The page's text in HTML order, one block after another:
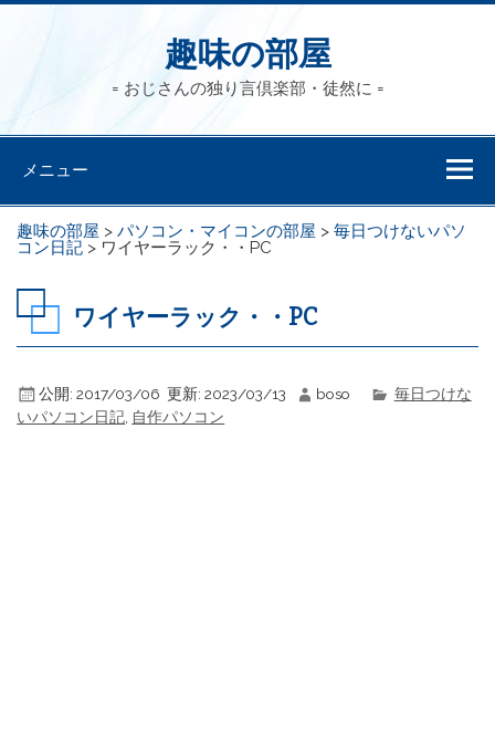
趣味の部屋
= おじさんの独り言倶楽部・徒然に =
メニュー
趣味の部屋 >パソコン・マイコンの部屋 >毎日つけないパソ
コン日記 > ワイヤーラック・・PC
ワイヤーラック・・PC
公開: 2017/03/06 更新: 2023/03/13 boso
毎日つけな
いパソコン日記, 自作パソコン